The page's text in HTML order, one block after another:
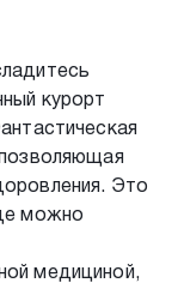
курорт
Это
можно
медициной,